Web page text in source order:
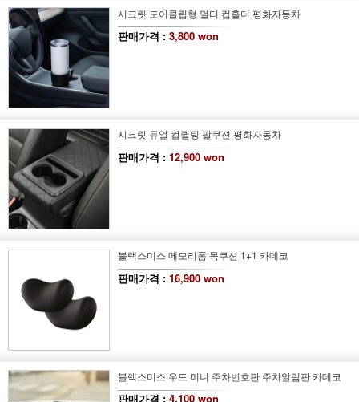
시크릿 도어클립형 멀티 컵홀더 평화자동차
판매가격 : 3,800 won
시크릿 듀얼 컵퀼팅 팔쿠션 평화자동차
판매가격 : 12,900 won
블랙스미스 메모리폼 목쿠션 1+1 카데코
판매가격 : 16,900 won
블랙스미스 우드 미니 주차번호판 주차알림판 카데코
판매가격 : 4,100 won